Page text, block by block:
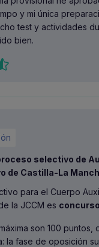
y mi única
test y actividades
bien.
selectivo de
de Castilla-La
para el Cuerpo
la JCCM es
son 100 puntos,
la fase de oposición